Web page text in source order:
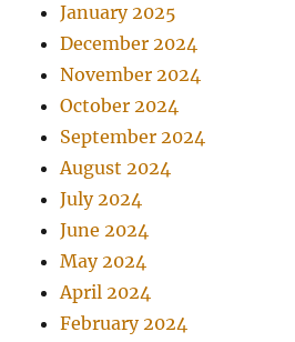
January 2025
December 2024
November 2024
October 2024
September 2024
August 2024
July 2024
June 2024
May 2024
April 2024
February 2024